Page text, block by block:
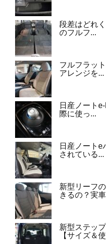
段差はどれ
のフルフ...
フルフラッ
アレンジを...
日産ノート
際に使っ...
日産ノートe
されている...
新型リーフ
きるの？実
新型ステッ
【サイズ＆